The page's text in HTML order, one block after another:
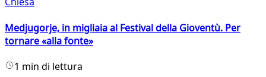
Medjugorje, in migliaia al Festival della Gioventù. Per
tornare «alla fonte»
1 min di lettura